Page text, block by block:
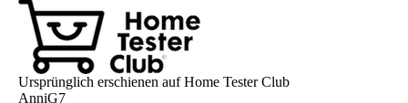
Ursprünglich erschienen auf Home Tester Club
AnniG7